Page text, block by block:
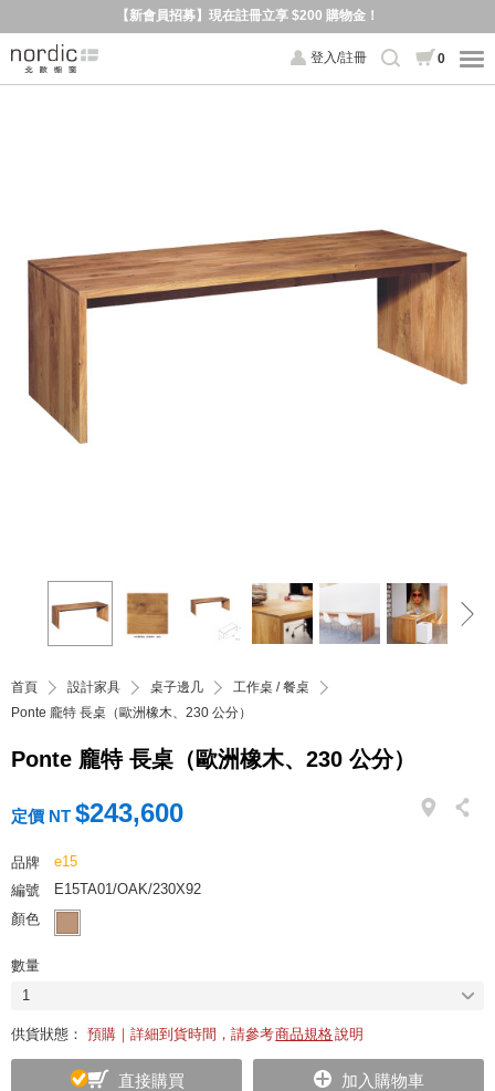
【新會員招募】現在註冊立享 $200 購物金！
登入/註冊 0
首頁 設計家具 桌子邊几
工作桌 / 餐桌
Ponte 龐特 長桌（歐洲橡木、230 公分）
Ponte 龐特 長桌（歐洲橡木、230 公分）
定價 NT $243,600
品牌
e15
編號
E15TA01/OAK/230X92
顏色
數量
1
供貨狀態： 預購｜詳細到貨時間，請參考商品規格說明
直接購買 加入購物車